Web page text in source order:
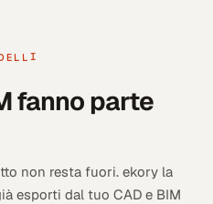
fanno parte
non resta fuori. ekory la
esporti dal tuo CAD e BIM